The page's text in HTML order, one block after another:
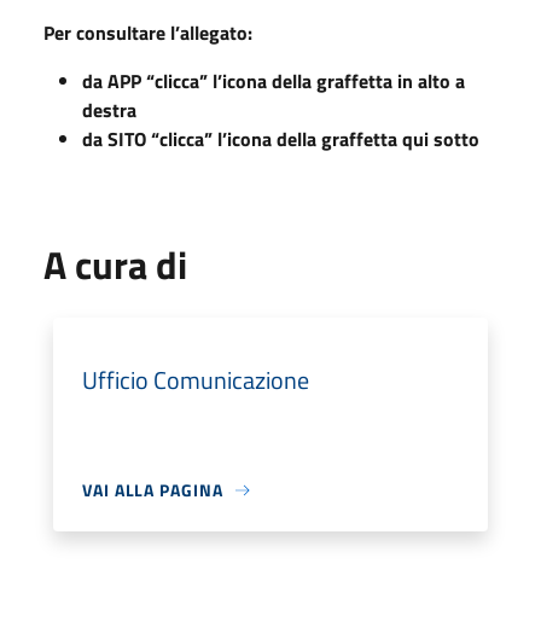
Per consultare l’allegato:
da APP “clicca” l’icona della graffetta in alto a
destra
da SITO “clicca” l’icona della graffetta qui sotto
A cura di
Ufficio Comunicazione
VAI ALLA PAGINA